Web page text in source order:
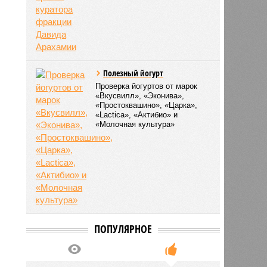
Полезный йогурт
Проверка йогуртов от марок
«Вкусвилл», «Эконива»,
«Простоквашино», «Царка»,
«Lactica», «Актибио» и
«Молочная культура»
ПОПУЛЯРНОЕ